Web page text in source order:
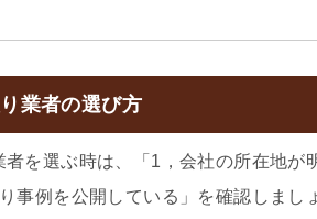
業者の選び方
を選ぶ時は、「1，会社の所在地が
事例を公開している」を確認しまし